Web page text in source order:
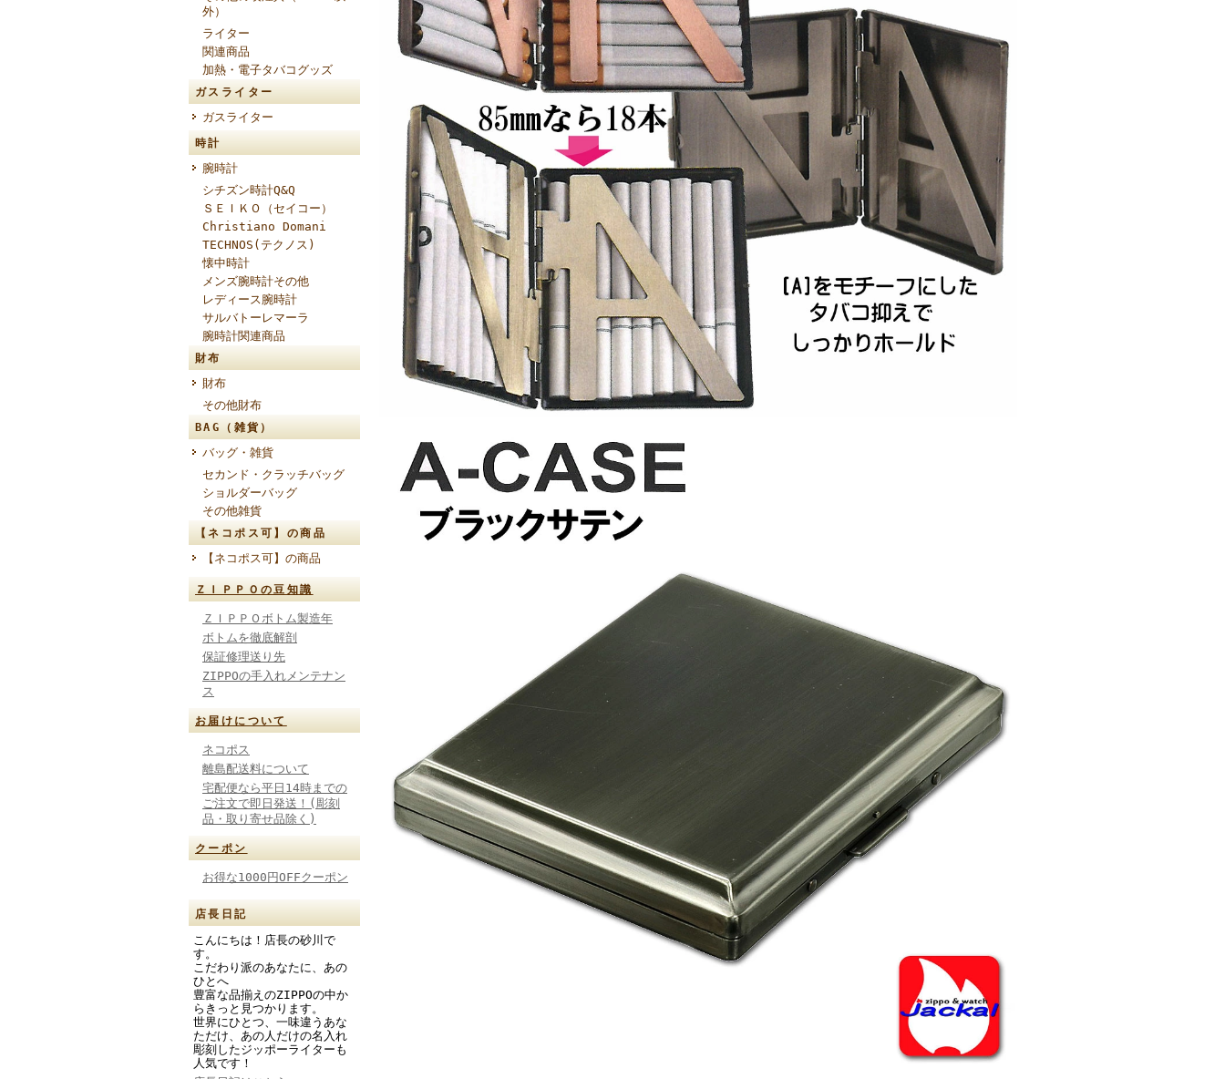
外）
ライター
関連商品
加熱・電子タバコグッズ
ガスライター
ガスライター
時計
腕時計
シチズン時計Q&Q
ＳＥＩＫＯ（セイコー）
Christiano Domani
TECHNOS(テクノス)
懐中時計
メンズ腕時計その他
レディース腕時計
サルバトーレマーラ
腕時計関連商品
財布
財布
その他財布
BAG（雑貨）
バッグ・雑貨
セカンド・クラッチバッグ
ショルダーバッグ
その他雑貨
【ネコポス可】の商品
【ネコポス可】の商品
ＺＩＰＰＯの豆知識
ＺＩＰＰＯボトム製造年
ボトムを徹底解剖
保証修理送り先
ZIPPOの手入れメンテナン
ス
お届けについて
ネコポス
離島配送料について
宅配便なら平日14時までの
ご注文で即日発送！(彫刻
品・取り寄せ品除く)
クーポン
お得な1000円OFFクーポン
店長日記
こんにちは！店長の砂川で
す。
こだわり派のあなたに、あの
ひとへ
豊富な品揃えのZIPPOの中か
らきっと見つかります。
世界にひとつ、一味違うあな
ただけ、あの人だけの名入れ
彫刻したジッポーライターも
人気です！